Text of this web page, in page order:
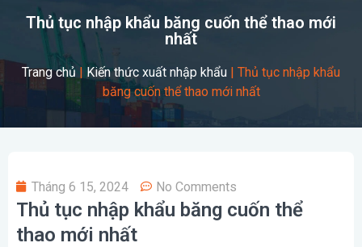
Thủ tục nhập khẩu băng cuốn thể thao mới
nhất
Trang chủ | Kiến thức xuất nhập khẩu | Thủ tục nhập khẩu
băng cuốn thể thao mới nhất
Tháng 6 15, 2024 No Comments
Thủ tục nhập khẩu băng cuốn thể
thao mới nhất